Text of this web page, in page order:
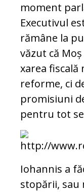
moment
Executivul
rămâne la
vă­zut că
xa­rea
reforme, ci
promisiuni
pentru tot
Iohannis a
stopării, sau